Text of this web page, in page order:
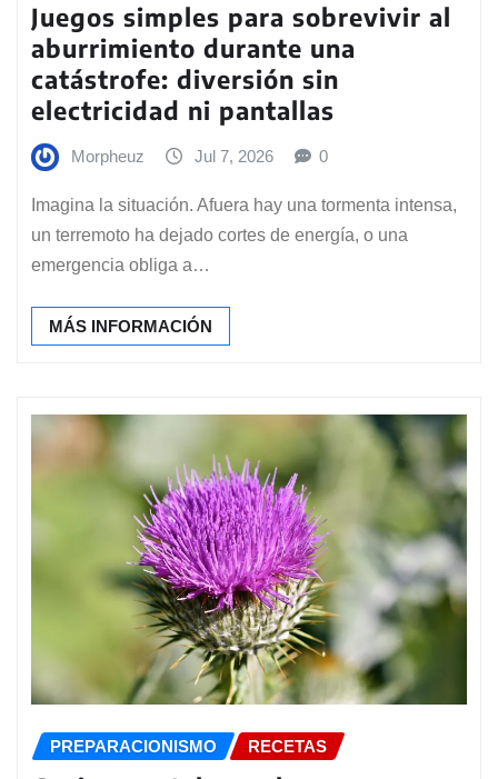
Juegos simples para sobrevivir al
aburrimiento durante una
catástrofe: diversión sin
electricidad ni pantallas
Morpheuz Jul 7, 2026 0
Imagina la situación. Afuera hay una tormenta intensa,
un terremoto ha dejado cortes de energía, o una
emergencia obliga a…
MÁS INFORMACIÓN
PREPARACIONISMO RECETAS